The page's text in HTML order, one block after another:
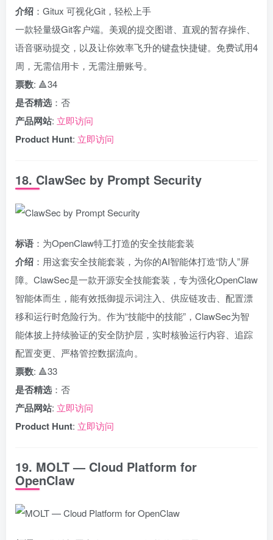
介绍 ：Gitux 可视化Git，轻松上手
一款轻量级Git客户端。美观的提交图谱、直观的暂存操作、
语音驱动提交，以及让你效率飞升的键盘快捷键。免费试用4
周，无需信用卡，无需注册账号。
票数: 🔺34
是否精选 ：否
产品网站: 立即访问
Product Hunt: 立即访问
18. ClawSec by Prompt Security
标语 ：为OpenClaw特工打造的安全技能套装
介绍 ：用这套安全技能套装，为你的AI智能体打造“防人”屏
障。ClawSec是一款开源安全技能套装，专为强化OpenClaw
智能体而生，能有效抵御提示词注入、供应链攻击、配置漂
移和运行时危险行为。作为“技能中的技能”，ClawSec为智
能体披上持续验证的安全防护层，实时核验运行内容、追踪
配置变更、严格管控数据流向。
票数: 🔺33
是否精选 ：否
产品网站: 立即访问
Product Hunt: 立即访问
19. MOLT — Cloud Platform for
OpenClaw